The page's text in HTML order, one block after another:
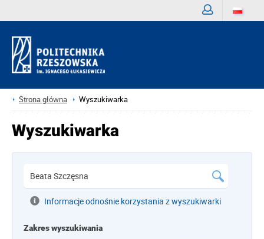
Strona główna Wyszukiwarka
Wyszukiwarka
Informacje odnośnie korzystania z wyszukiwarki
Zakres wyszukiwania